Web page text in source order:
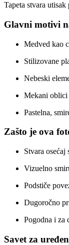
Tapeta stvara
Glavni motivi
Medved kao
Stilizovane
Nebeski
Mekani
Pastelna,
Zašto je ova
Stvara
Vizuelno
Podstiče
Dugoročno
Pogodna i za
Savet za